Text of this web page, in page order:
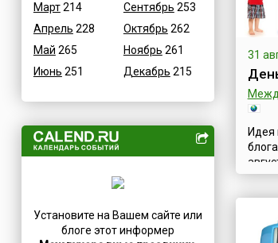
Иордания
Ирак
Иран
Ирландия
Исландия
Италия
Канада
В честь икон
Дни памяти святых
Конституционные
Культурные
Научно-технические
Медицинские
Март214
Апрель 228
Май 265
Июнь 251
Сентябрь 253
Октябрь 262
Ноябрь 261
Декабрь 215
Установите на Вашем сайте или
блоге этот информер
31
Идея
году,